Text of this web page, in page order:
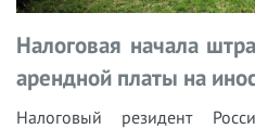
Налоговая начала
арендной платы на
Налоговый резидент